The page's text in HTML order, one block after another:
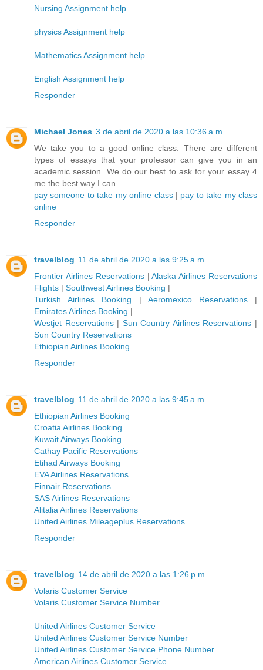
Nursing Assignment help
physics Assignment help
Mathematics Assignment help
English Assignment help
Responder
Michael Jones 3 de abril de 2020 a las 10:36 a.m.
We take you to a good online class. There are different
types of essays that your professor can give you in an
academic session. We do our best to ask for your essay 4
me the best way I can.
pay someone to take my online class| pay to take my class
online
Responder
travelblog 11 de abril de 2020 a las 9:25 a.m.
Frontier Airlines Reservations|Alaska Airlines Reservations
Flights | Southwest Airlines Booking |
Turkish Airlines Booking | Aeromexico Reservations|
Emirates Airlines Booking |
Westjet Reservations| Sun Country Airlines Reservations |
Sun Country Reservations
Ethiopian Airlines Booking
Responder
travelblog 11 de abril de 2020 a las 9:45 a.m.
Ethiopian Airlines Booking
Croatia Airlines Booking
Kuwait Airways Booking
Cathay Pacific Reservations
Etihad Airways Booking
EVA Airlines Reservations
Finnair Reservations
SAS Airlines Reservations
Alitalia Airlines Reservations
United Airlines Mileageplus Reservations
Responder
travelblog 14 de abril de 2020 a las 1:26 p.m.
Volaris Customer Service
Volaris Customer Service Number
United Airlines Customer Service
United Airlines Customer Service Number
United Airlines Customer Service Phone Number
American Airlines Customer Service